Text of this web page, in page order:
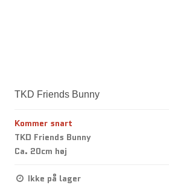
TKD Friends Bunny
Kommer snart
TKD Friends Bunny
Ca. 20cm høj
Ikke på lager